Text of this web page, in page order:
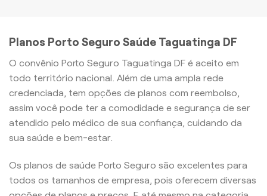
Planos Porto Seguro Saúde Taguatinga DF
O convênio Porto Seguro Taguatinga DF é aceito em
todo território nacional. Além de uma ampla rede
credenciada, tem opções de planos com reembolso,
assim você pode ter a comodidade e segurança de ser
atendido pelo médico de sua confiança, cuidando da
sua saúde e bem-estar.
Os planos de saúde Porto Seguro são excelentes para
todos os tamanhos de empresa, pois oferecem diversas